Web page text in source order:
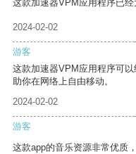
这款加速器VPM应用程序已经
2024-02-02
游客
这款加速器VPM应用程序可
助你在网络上自由移动。
2024-02-02
游客
这款app的音乐资源非常优质